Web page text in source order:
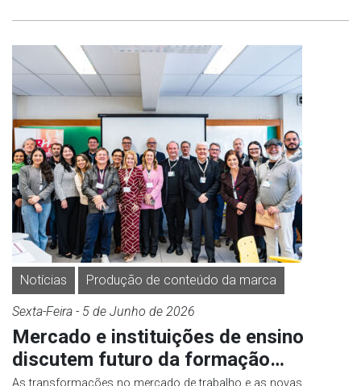
Notícias Produção de conteúdo da marca
Sexta-Feira - 5 de Junho de 2026
Mercado e instituições de ensino
discutem futuro da formação…
As transformações no mercado de trabalho e as novas